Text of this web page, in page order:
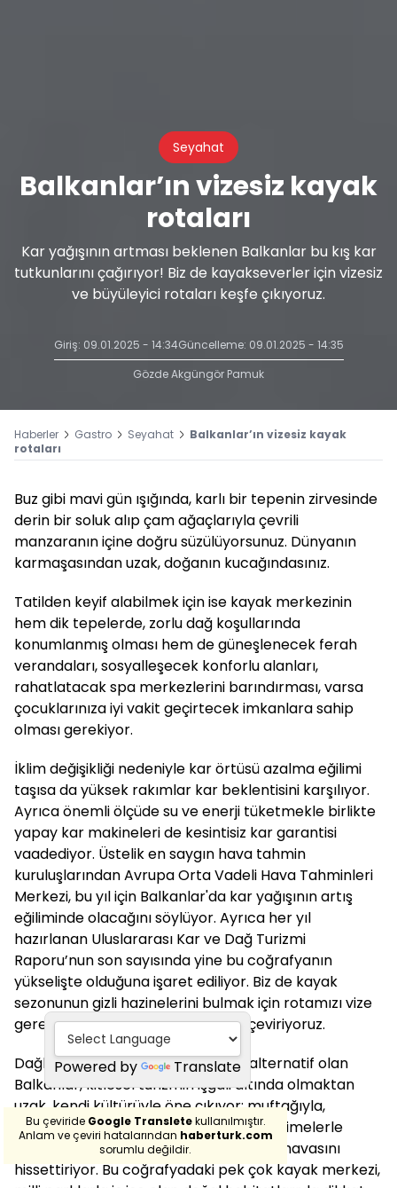
Seyahat
Balkanlar’ın vizesiz kayak
rotaları
Kar yağışının artması beklenen Balkanlar bu kış kar
tutkunlarını çağırıyor! Biz de kayakseverler için vizesiz
ve büyüleyici rotaları keşfe çıkıyoruz.
Giriş: 09.01.2025 - 14:34Güncelleme: 09.01.2025 - 14:35
Gözde Akgüngör Pamuk
Haberler Gastro Seyahat
Balkanlar’ın vizesiz kayak
rotaları
Buz gibi mavi gün ışığında, karlı bir tepenin zirvesinde
derin bir soluk alıp çam ağaçlarıyla çevrili
manzaranın içine doğru süzülüyorsunuz. Dünyanın
karmaşasından uzak, doğanın kucağındasınız.
Tatilden keyif alabilmek için ise kayak merkezinin
hem dik tepelerde, zorlu dağ koşullarında
konumlanmış olması hem de güneşlenecek ferah
verandaları, sosyalleşecek konforlu alanları,
rahatlatacak spa merkezlerini barındırması, varsa
çocuklarınıza iyi vakit geçirtecek imkanlara sahip
olması gerekiyor.
İklim değişikliği nedeniyle kar örtüsü azalma eğilimi
taşısa da yüksek rakımlar kar beklentisini karşılıyor.
Ayrıca önemli ölçüde su ve enerji tüketmekle birlikte
yapay kar makineleri de kesintisiz kar garantisi
vaadediyor. Üstelik en saygın hava tahmin
kuruluşlarından Avrupa Orta Vadeli Hava Tahminleri
Merkezi, bu yıl için Balkanlar'da kar yağışının artış
eğiliminde olacağını söylüyor. Ayrıca her yıl
hazırlanan Uluslararası Kar ve Dağ Turizmi
Raporu’nun son sayısında yine bu coğrafyanın
yükselişte olduğuna işaret ediliyor. Biz de kayak
sezonunun gizli hazinelerini bulmak için rotamızı vize
gerektirmeyen Balkanlar’a doğru çeviriyoruz.
Dağlık yapısı nedeniyle önemli bir alternatif olan
Balkanlar, kitlesel turizmin işgali altında olmaktan
uzak, kendi kültürüyle öne çıkıyor; muftağıyla,
müziğiyle, insanıyla, dilimizdeki ortak kelimelerle
bütün yerel atmosfer o samimi Balkan havasını
hissettiriyor. Bu coğrafyadaki pek çok kayak merkezi,
Powered by Translate
Bu çeviride Google Transletekullanılmıştır.
Anlam ve çeviri hatalarından haberturk.com
sorumlu değildir.